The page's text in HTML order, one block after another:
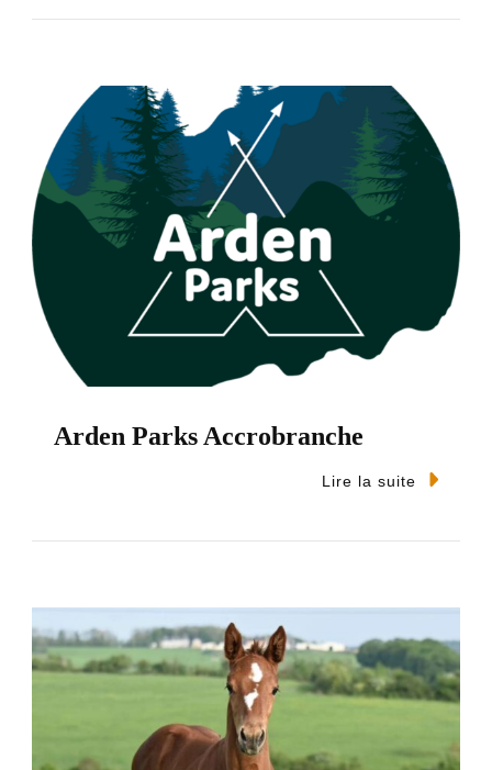
Arden Parks Accrobranche
Lire la suite